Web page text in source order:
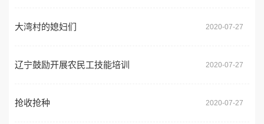
大湾村的媳妇们 2020-07-27
辽宁鼓励开展农民工技能培训 2020-07-27
抢收抢种 2020-07-27